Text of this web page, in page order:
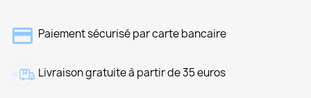
Paiement sécurisé par carte bancaire
Livraison gratuite à partir de 35 euros